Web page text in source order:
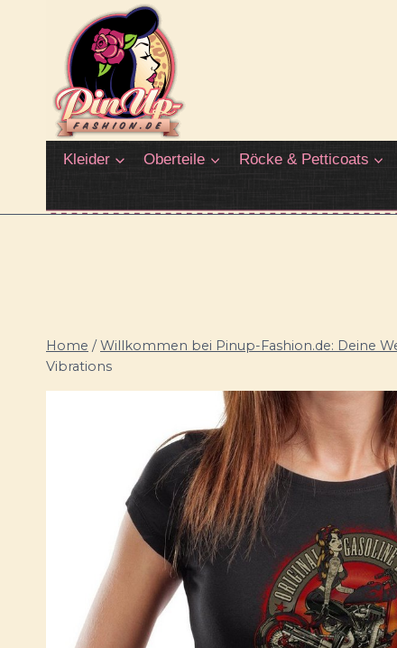
springen
Kleider Oberteile Röcke & Petticoats
Home / Willkommen bei Pinup-Fashion.de: Deine
Vibrations